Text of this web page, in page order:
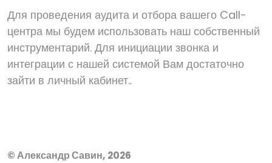
Для проведения аудита и отбора вашего Call-
центра мы будем использовать наш собственный
инструментарий. Для инициации звонка и
интеграции с нашей системой Вам достаточно
зайти в личный кабинет..
© Александр Савин, 2026